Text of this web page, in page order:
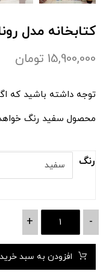
کتابخانه مدل
15,900,000 تومان
توجه داشته باشید که
محصول سفید رنگ
رنگ
-
+
افزودن به سبد خرید